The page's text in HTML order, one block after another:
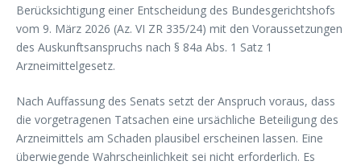
Berücksichtigung einer Entscheidung des Bundesgerichtshofs
vom 9. März 2026 (Az. VI ZR 335/24) mit den Voraussetzungen
des Auskunftsanspruchs nach § 84a Abs. 1 Satz 1
Arzneimittelgesetz.
Nach Auffassung des Senats setzt der Anspruch voraus, dass
die vorgetragenen Tatsachen eine ursächliche Beteiligung des
Arzneimittels am Schaden plausibel erscheinen lassen. Eine
überwiegende Wahrscheinlichkeit sei nicht erforderlich. Es